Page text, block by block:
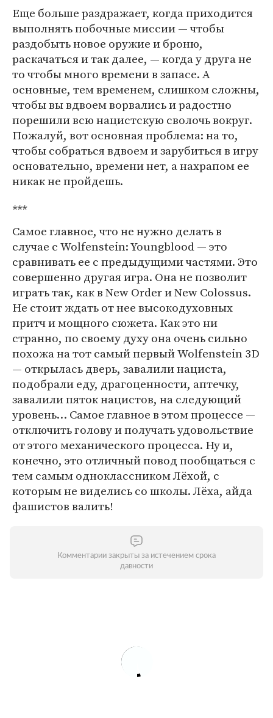
Еще больше раздражает, когда приходится
выполнять побочные миссии — чтобы
раздобыть новое оружие и броню,
раскачаться и так далее, — когда у друга не
то чтобы много времени в запасе. А
основные, тем временем, слишком сложны,
чтобы вы вдвоем ворвались и радостно
порешили всю нацистскую сволочь вокруг.
Пожалуй, вот основная проблема: на то,
чтобы собраться вдвоем и зарубиться в игру
основательно, времени нет, а нахрапом ее
никак не пройдешь.
***
Самое главное, что не нужно делать в
случае с Wolfenstein: Youngblood — это
сравнивать ее с предыдущими частями. Это
совершенно другая игра. Она не позволит
играть так, как в New Order и New Colossus.
Не стоит ждать от нее высокодуховных
притч и мощного сюжета. Как это ни
странно, по своему духу она очень сильно
похожа на тот самый первый Wolfenstein 3D
— открылась дверь, завалили нациста,
подобрали еду, драгоценности, аптечку,
завалили пяток нацистов, на следующий
уровень… Самое главное в этом процессе —
отключить голову и получать удовольствие
от этого механического процесса. Ну и,
конечно, это отличный повод пообщаться с
тем самым одноклассником Лёхой, с
которым не виделись со школы. Лёха, айда
фашистов валить!
Комментарии закрыты за истечением срока
давности